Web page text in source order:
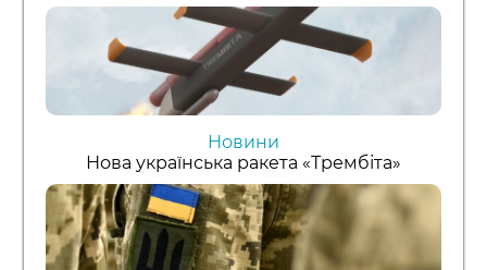
Новини
Нова українська ракета «Трембіта»